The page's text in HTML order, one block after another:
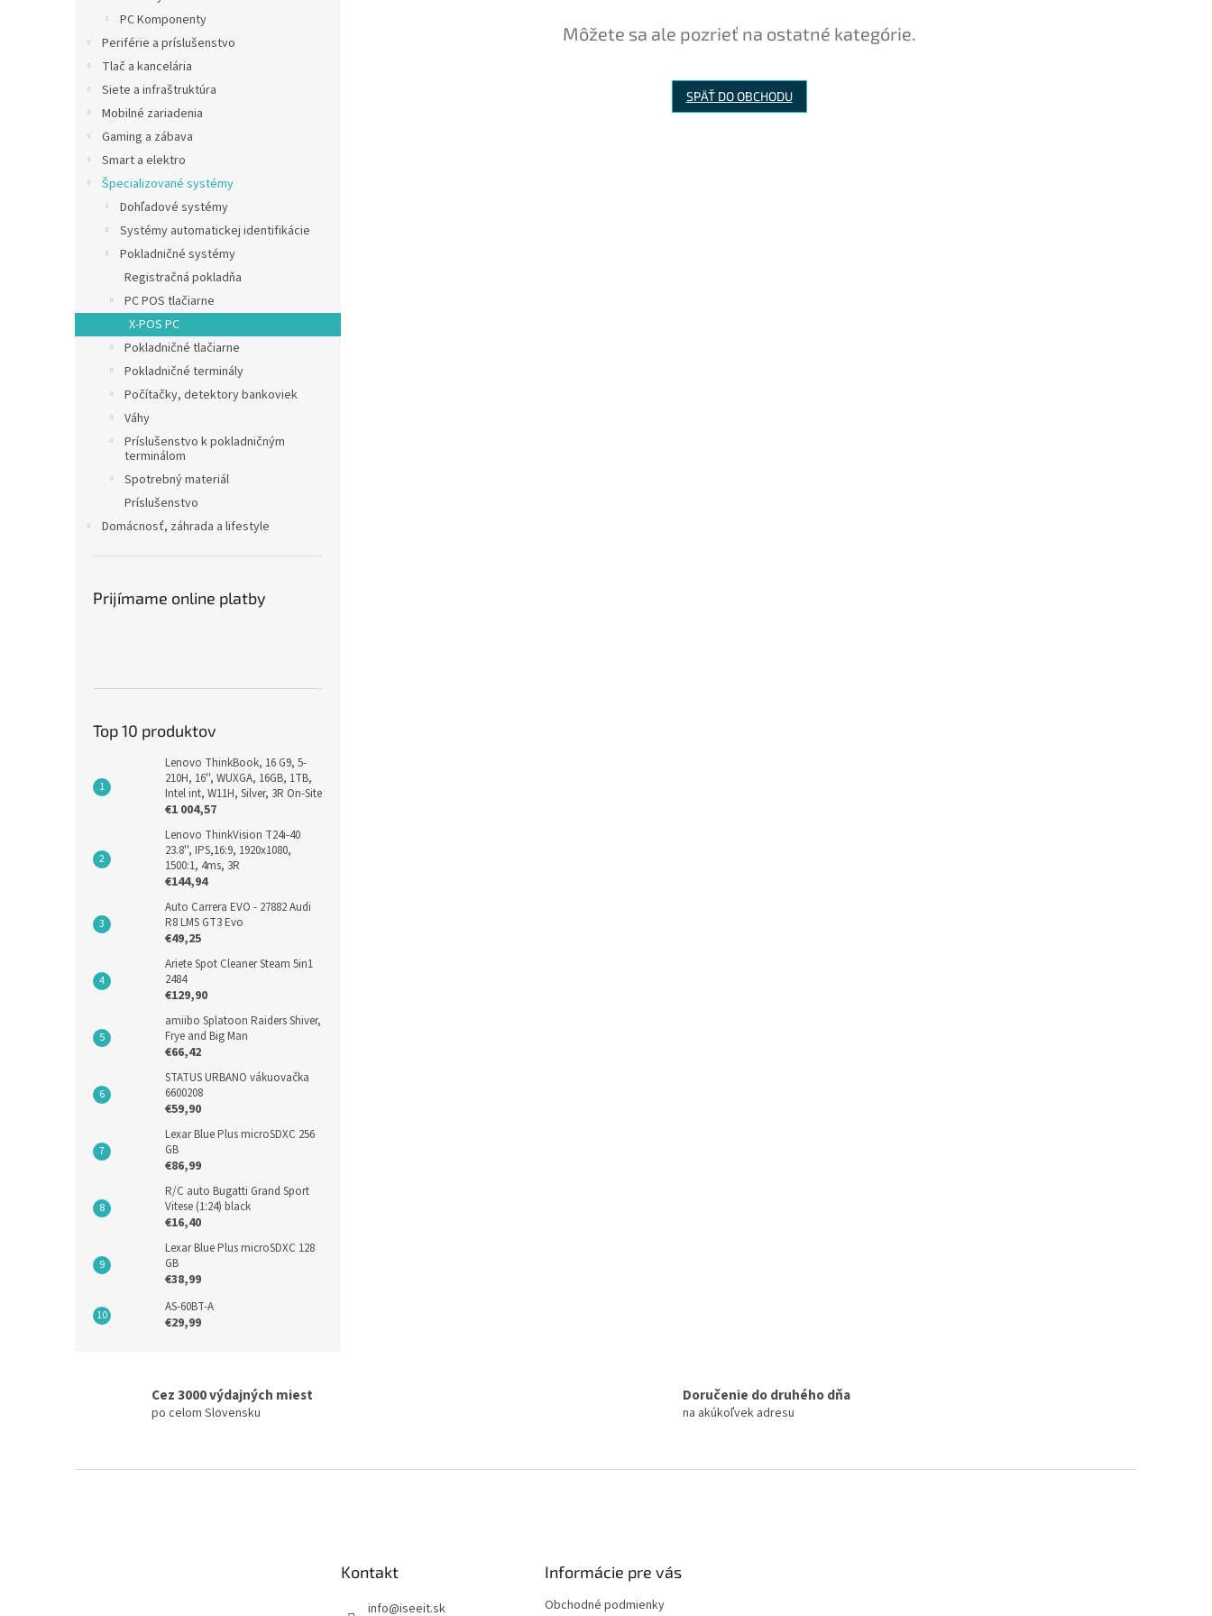
PC Komponenty
Periférie a príslušenstvo
Tlač a kancelária
Siete a infraštruktúra
Mobilné zariadenia
Gaming a zábava
Smart a elektro
Špecializované systémy
Dohľadové systémy
Systémy automatickej identifikácie
Pokladničné systémy
Registračná pokladňa
PC POS tlačiarne
X-POS PC
Pokladničné tlačiarne
Pokladničné terminály
Počítačky, detektory bankoviek
Váhy
Príslušenstvo k pokladničným
terminálom
Spotrebný materiál
Príslušenstvo
Domácnosť, záhrada a lifestyle
Prijímame online platby
Top 10 produktov
Lenovo ThinkBook, 16 G9, 5-
210H, 16'', WUXGA, 16GB, 1TB,
Intel int, W11H, Silver, 3R On-Site
€1 004,57
Lenovo ThinkVision T24i-40
23.8'', IPS,16:9, 1920x1080,
1500:1, 4ms, 3R
€144,94
Auto Carrera EVO - 27882 Audi
R8 LMS GT3 Evo
€49,25
Ariete Spot Cleaner Steam 5in1
2484
€129,90
amiibo Splatoon Raiders Shiver,
Frye and Big Man
€66,42
STATUS URBANO vákuovačka
6600208
€59,90
Lexar Blue Plus microSDXC 256
GB
€86,99
R/C auto Bugatti Grand Sport
Vitese (1:24) black
€16,40
Lexar Blue Plus microSDXC 128
GB
€38,99
AS-60BT-A
€29,99
Môžete sa ale pozrieť na ostatné kategórie.
SPÄŤ DO OBCHODU
Cez 3000 výdajných miest
po celom Slovensku
Doručenie do druhého dňa
na akúkoľvek adresu
Kontakt
info@iseeit.sk
Informácie pre vás
Obchodné podmienky